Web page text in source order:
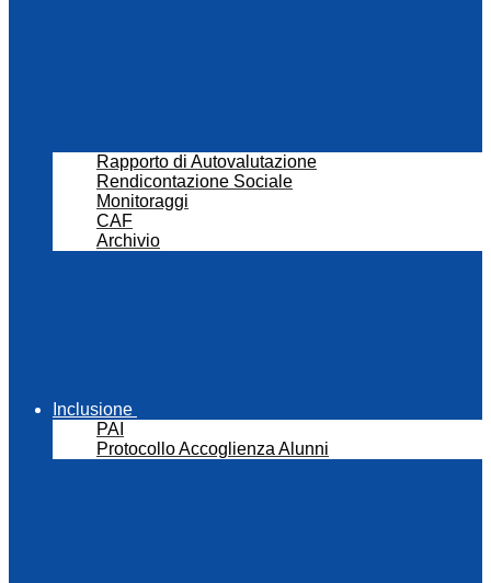
Rapporto di Autovalutazione
Rendicontazione Sociale
Monitoraggi
CAF
Archivio
Inclusione
PAI
Protocollo Accoglienza Alunni